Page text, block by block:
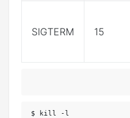
SIGTERM 15
$ kill -l